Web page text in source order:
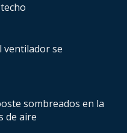
ventilador se
sombreados en la
de aire